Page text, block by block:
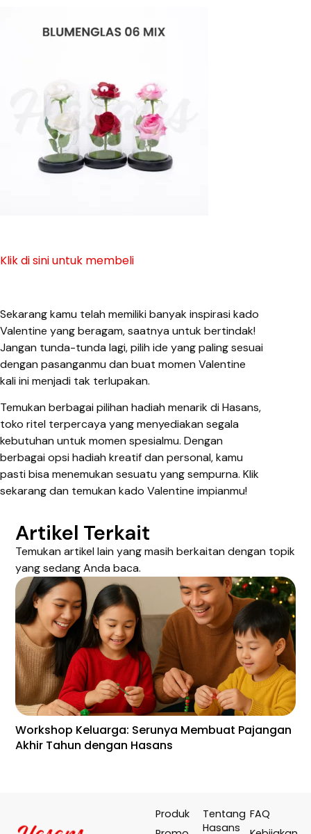
Klik di sini untuk membeli
Sekarang kamu telah memiliki banyak inspirasi kado
Valentine yang beragam, saatnya untuk bertindak!
Jangan tunda-tunda lagi, pilih ide yang paling sesuai
dengan pasanganmu dan buat momen Valentine
kali ini menjadi tak terlupakan.
Temukan berbagai pilihan hadiah menarik di Hasans,
toko ritel terpercaya yang menyediakan segala
kebutuhan untuk momen spesialmu. Dengan
berbagai opsi hadiah kreatif dan personal, kamu
pasti bisa menemukan sesuatu yang sempurna. Klik
sekarang dan temukan kado Valentine impianmu!
Artikel Terkait
Temukan artikel lain yang masih berkaitan dengan topik
yang sedang Anda baca.
Workshop Keluarga: Serunya Membuat Pajangan
Akhir Tahun dengan Hasans
Produk
Tentang
Hasans
FAQ